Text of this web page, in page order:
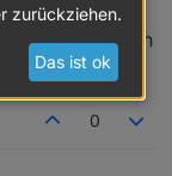
sollte, da ist
auch wenn
0
zurückziehen.
Das ist ok